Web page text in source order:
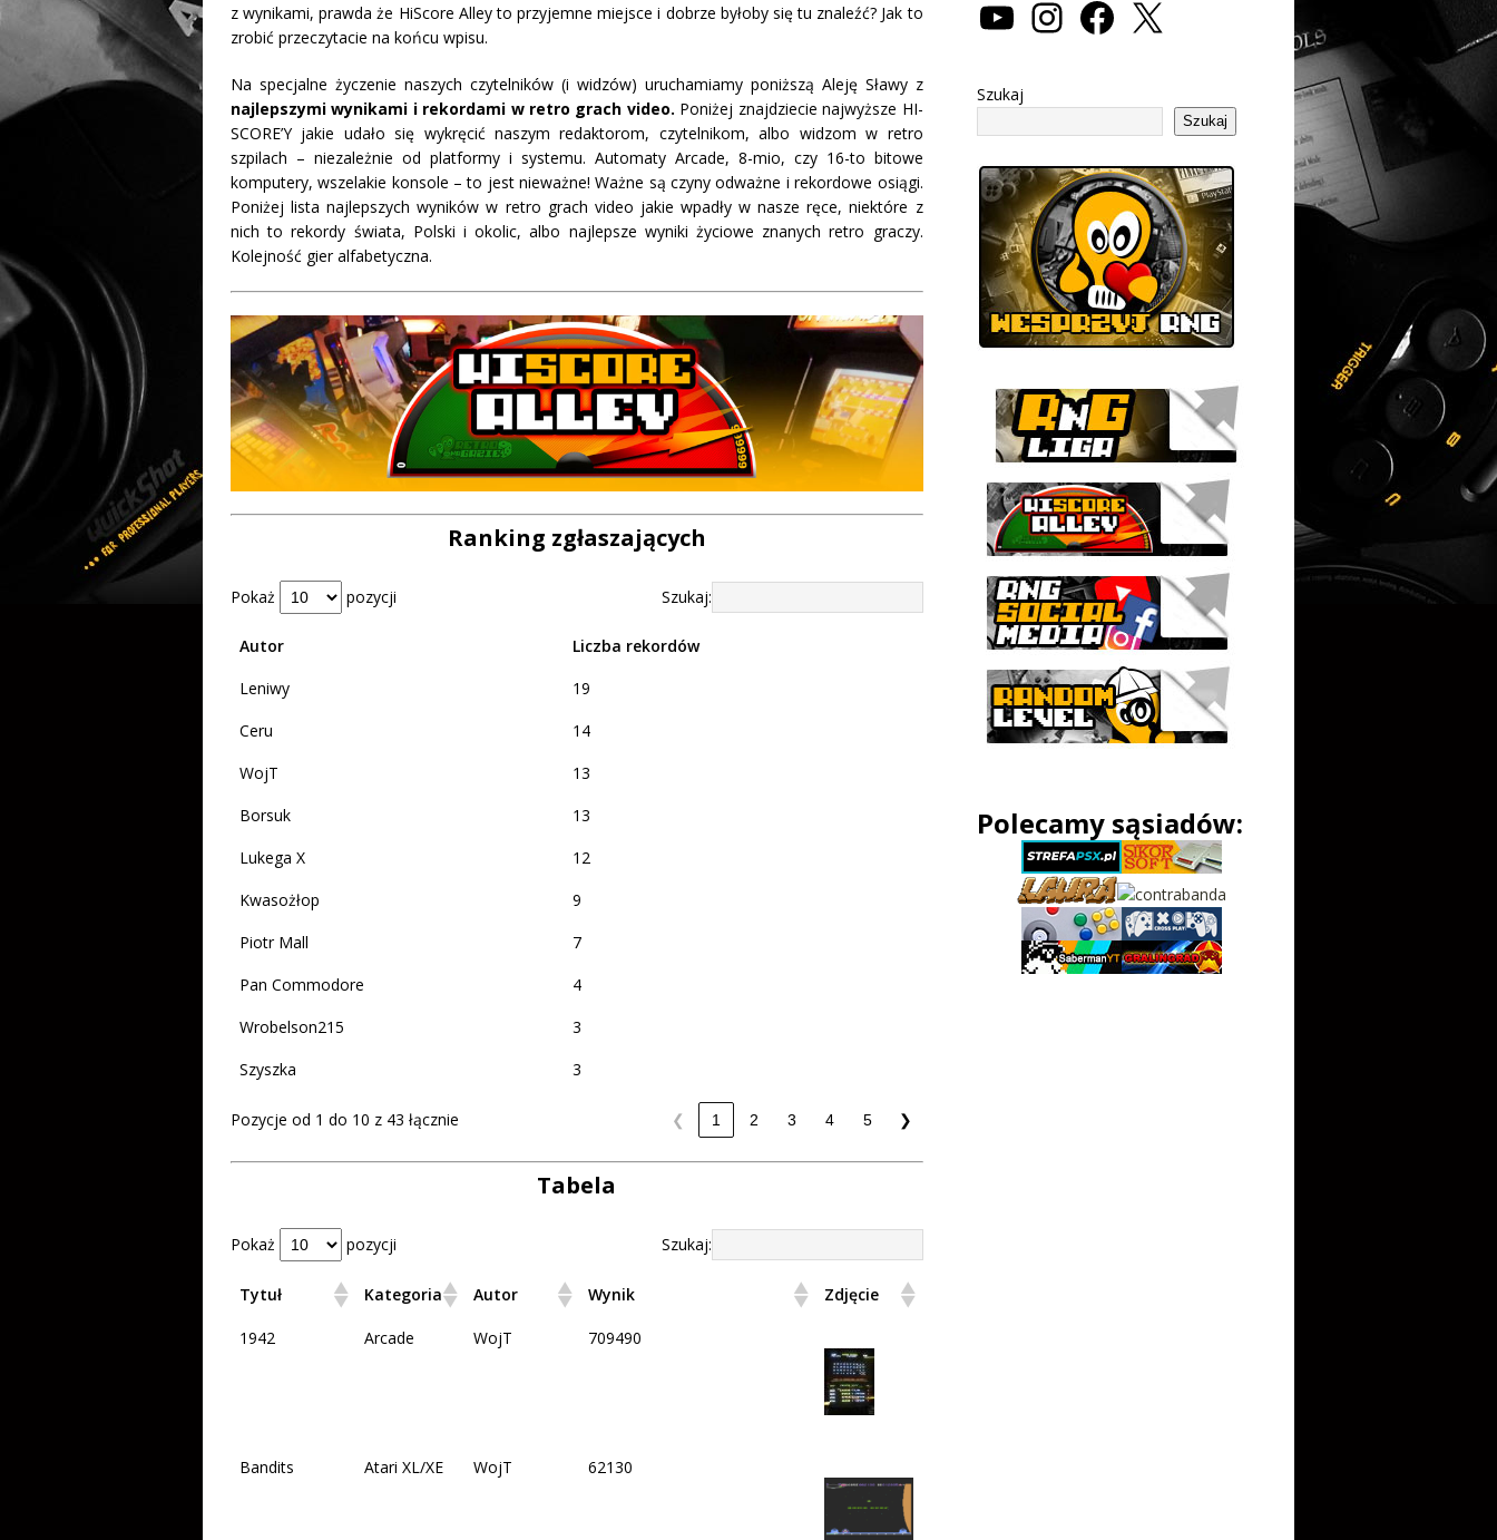
z wynikami, prawda że HiScore Alley to przyjemne miejsce i dobrze byłoby się tu znaleźć? Jak to
zrobić przeczytacie na końcu wpisu.
Na specjalne życzenie naszych czytelników (i widzów) uruchamiamy poniższą Aleję Sławy z
najlepszymi wynikami i rekordami w retro grach video. Poniżej znajdziecie najwyższe HI-
SCORE’Y jakie udało się wykręcić naszym redaktorom, czytelnikom, albo widzom w retro
szpilach – niezależnie od platformy i systemu. Automaty Arcade, 8-mio, czy 16-to bitowe
komputery, wszelakie konsole – to jest nieważne! Ważne są czyny odważne i rekordowe osiągi.
Poniżej lista najlepszych wyników w retro grach video jakie wpadły w nasze ręce, niektóre z
nich to rekordy świata, Polski i okolic, albo najlepsze wyniki życiowe znanych retro graczy.
Kolejność gier alfabetyczna.
Ranking zgłaszających
Pokaż pozycji Szukaj:
Autor
Liczba rekordów
Leniwy
19
Ceru
14
WojT
13
Borsuk
13
Lukega X
12
Kwasożłop
9
Piotr Mall
7
Pan Commodore
4
Wrobelson215
3
Szyszka
3
Pozycje od 1 do 10 z 43 łącznie ❮ 1 2 3 4 5 ❯
Tabela
Pokaż pozycji Szukaj:
Tytuł Kategoria Autor Wynik Zdjęcie
1942 Arcade WojT 709490
Bandits Atari XL/XE WojT 62130
Szukaj
Szukaj
Polecamy sąsiadów: